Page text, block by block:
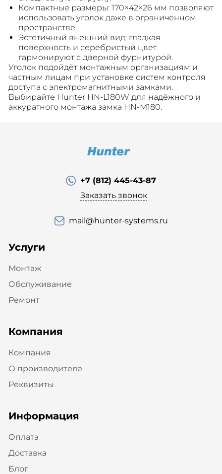
Компактные размеры: 170×42×26 мм позволяют
использовать уголок даже в ограниченном
пространстве.
Эстетичный внешний вид: гладкая
поверхность и серебристый цвет
гармонируют с дверной фурнитурой.
Уголок подойдёт монтажным организациям и
частным лицам при установке систем контроля
доступа с электромагнитными замками.
Выбирайте Hunter HN-L180W для надёжного и
аккуратного монтажа замка HN-M180.
+7 (812) 445-43-87
Заказать звонок
mail@hunter-systems.ru
Услуги
Монтаж
Обслуживание
Ремонт
Компания
Компания
О производителе
Реквизиты
Информация
Оплата
Доставка
Блог